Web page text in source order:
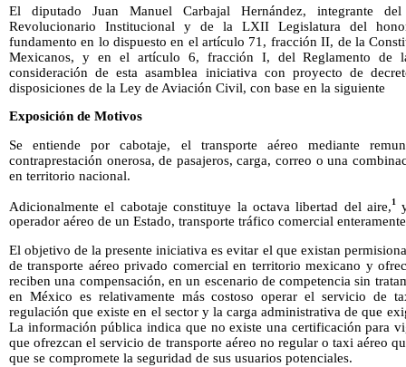
El diputado Juan Manuel Carbajal Hernández, integrante
Revolucionario Institucional y de la LXII Legislatura del
fundamento en lo dispuesto en el artículo 71, fracción II, de la
Mexicanos, y en el artículo 6, fracción I, del Reglamento de
consideración de esta asamblea iniciativa con proyecto de
disposiciones de la Ley de Aviación Civil, con base en la siguiente
Exposición de Motivos
Se entiende por cabotaje, el transporte aéreo mediante
contraprestación onerosa, de pasajeros, carga, correo o una
en territorio nacional.
Adicionalmente el cabotaje constituye la octava libertad del aire,1
operador aéreo de un Estado, transporte tráfico comercial
El objetivo de la presente iniciativa es evitar el que existan
de transporte aéreo privado comercial en territorio mexicano y
reciben una compensación, en un escenario de competencia sin
en México es relativamente más costoso operar el servicio de
regulación que existe en el sector y la carga administrativa de que
La información pública indica que no existe una certificación para
que ofrezcan el servicio de transporte aéreo no regular o taxi aéreo
que se compromete la seguridad de sus usuarios potenciales.